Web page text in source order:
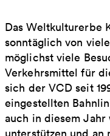
Das Weltkulturerbe
sonntäglich von
möglichst viele
Verkehrsmittel für
sich der VCD seit
eingestellten
auch in diesem